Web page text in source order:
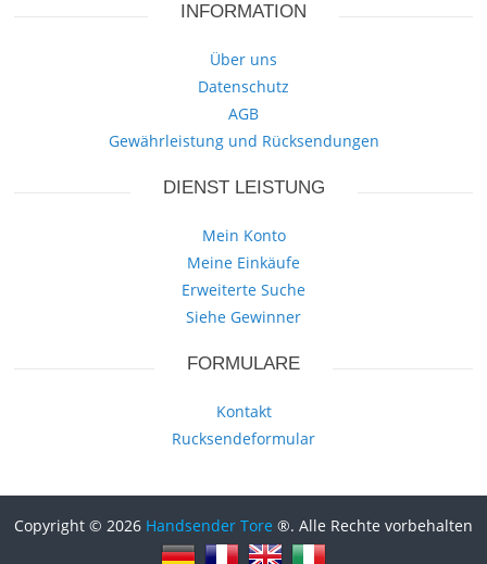
INFORMATION
Über uns
Datenschutz
AGB
Gewährleistung und Rücksendungen
DIENST LEISTUNG
Mein Konto
Meine Einkäufe
Erweiterte Suche
Siehe Gewinner
FORMULARE
Kontakt
Rucksendeformular
Copyright © 2026 Handsender Tore ®. Alle Rechte vorbehalten